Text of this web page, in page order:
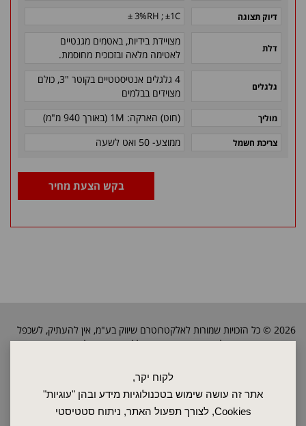
לקוח יקר,
אתר זה עושה שימוש בטכנולוגיות מידע ובהן "עוגיות"
Cookies, לצורך תפעול האתר, ניתוח סטטיסטי
דיוק תצוגה 3%RH ; ±1C ±
דלת
מצויידת בידיות, באטמים מגנטיים
לאטימה מלאה ובזכוכית מחוסמת.
גלגלים
4 גלגלים אנטיסטטיים בקוטר "3, כולם
מצוידים בבלמים
מוליך (חוט) הארקה: 1M (באורך 940 מ"מ)
צריכת חשמל ממוצע- 50 ואט לשעה
בקש הצעת מחיר
2026 © כל הזכויות שמורות לאלקטרוטרם שיווק בע"מ, אין להעתיק, לשכפל
טקסטים, תמונות וכל חומר אחר באתר זה ללא אישור בעלי החברה.
שרות ותחזוקה